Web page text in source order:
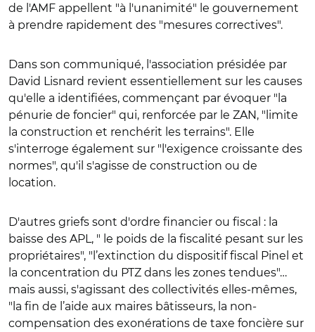
de l'AMF appellent "à l'unanimité" le gouvernement
à prendre rapidement des "mesures correctives".
Dans son communiqué, l'association présidée par
David Lisnard revient essentiellement sur les causes
qu'elle a identifiées, commençant par évoquer "la
pénurie de foncier" qui, renforcée par le ZAN, "limite
la construction et renchérit les terrains". Elle
s'interroge également sur "l'exigence croissante des
normes", qu'il s'agisse de construction ou de
location.
D'autres griefs sont d'ordre financier ou fiscal : la
baisse des APL, " le poids de la fiscalité pesant sur les
propriétaires", " l’extinction du dispositif fiscal Pinel et
la concentration du PTZ dans les zones tendues"…
mais aussi, s'agissant des collectivités elles-mêmes,
" la fin de l’aide aux maires bâtisseurs, la non-
compensation des exonérations de taxe foncière sur